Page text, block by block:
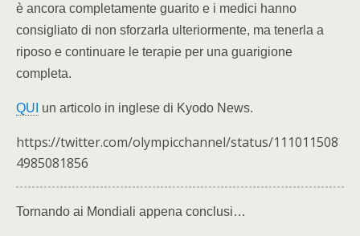
è ancora completamente guarito e i medici hanno
consigliato di non sforzarla ulteriormente, ma tenerla a
riposo e continuare le terapie per una guarigione
completa.
QUI un articolo in inglese di Kyodo News.
https://twitter.com/olympicchannel/status/111011508
4985081856
Tornando ai Mondiali appena conclusi…